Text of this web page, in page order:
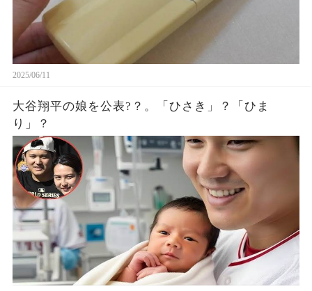
2025/06/11
大谷翔平の娘を公表?？。「ひさき」？「ひま
り」？